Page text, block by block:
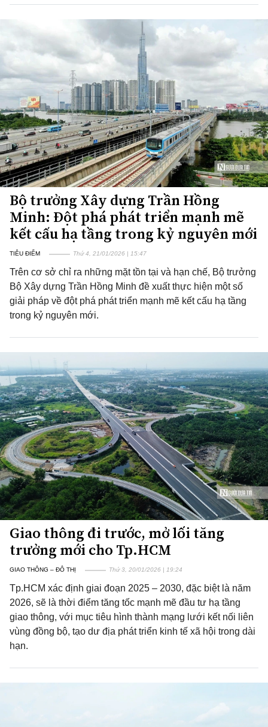
Bộ trưởng Xây dựng Trần Hồng
Minh: Đột phá phát triển mạnh mẽ
kết cấu hạ tầng trong kỷ nguyên mới
TIÊU ĐIỂM Thứ 4, 21/01/2026 | 15:47
Trên cơ sở chỉ ra những mặt tồn tại và hạn chế, Bộ trưởng
Bộ Xây dựng Trần Hồng Minh đề xuất thực hiện một số
giải pháp về đột phá phát triển mạnh mẽ kết cấu hạ tầng
trong kỷ nguyên mới.
Giao thông đi trước, mở lối tăng
trưởng mới cho Tp.HCM
GIAO THÔNG – ĐÔ THỊ Thứ 3, 20/01/2026 | 19:24
Tp.HCM xác định giai đoạn 2025 – 2030, đặc biệt là năm
2026, sẽ là thời điểm tăng tốc mạnh mẽ đầu tư hạ tầng
giao thông, với mục tiêu hình thành mạng lưới kết nối liên
vùng đồng bộ, tạo dư địa phát triển kinh tế xã hội trong dài
hạn.